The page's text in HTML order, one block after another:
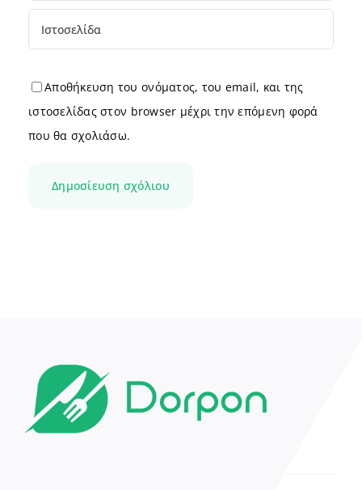
Αποθήκευση του ονόματος, του email, και της
ιστοσελίδας στον browser μέχρι την επόμενη φορά
που θα σχολιάσω.